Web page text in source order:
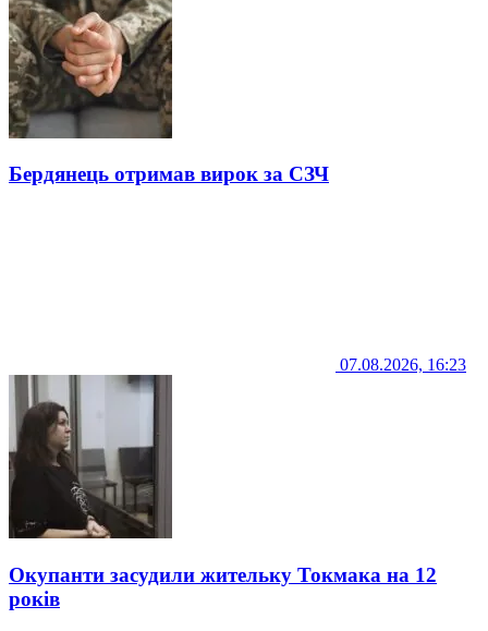
Бердянець отримав вирок за СЗЧ
07.08.2026, 16:23
Окупанти засудили жительку Токмака на 12
років